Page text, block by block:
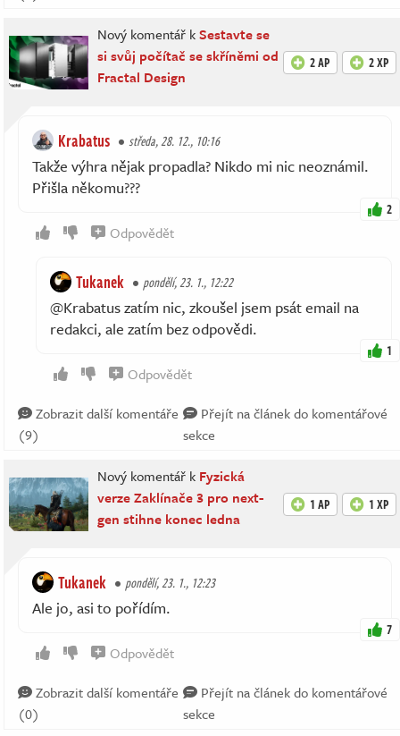
Nový komentář kSestavte se
si svůj počítač se skříněmi od
Fractal Design
2 AP 2 XP
Krabatus středa, 28. 12., 10:16
Takže výhra nějak propadla? Nikdo mi nic neoznámil.
Přišla někomu???
2
Odpovědět
Tukanek pondělí, 23. 1., 12:22
@Krabatus zatím nic, zkoušel jsem psát email na
redakci, ale zatím bez odpovědi.
1
Odpovědět
Zobrazit další komentáře
(9)
Přejít na článek do komentářové
sekce
Nový komentář k Fyzická
verze Zaklínače 3 pro next-
gen stihne konec ledna
1 AP 1 XP
Tukanek pondělí, 23. 1., 12:23
Ale jo, asi to pořídím.
7
Odpovědět
Zobrazit další komentáře
(0)
Přejít na článek do komentářové
sekce